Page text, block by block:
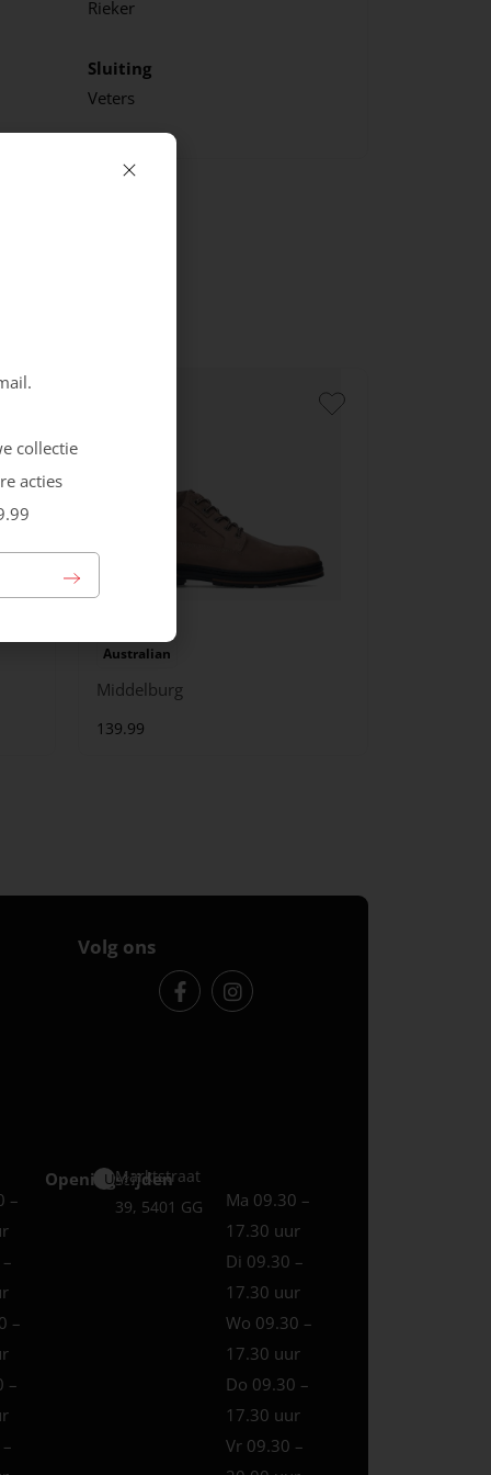
Rieker
Sluiting
Veters
Australian
Middelburg
139.99
Volg ons
–
–
–
Openingstijden
Uden
Marktstraat
39, 5401 GG
Ma 09.30 –
17.30 uur
Di 09.30 –
17.30 uur
Wo 09.30 –
17.30 uur
Do 09.30 –
17.30 uur
Vr 09.30 –
collectie
acties